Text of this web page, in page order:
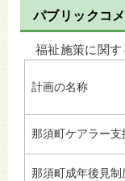
パブリックコ
福祉施策に関
計画の名称
那須町ケアラー支
那須町成年後見